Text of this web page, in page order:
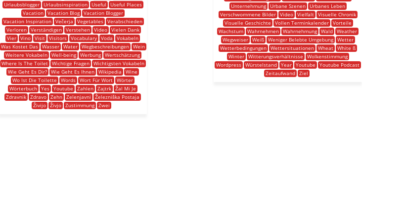
Urlaubsblogger
Urlaubsinspiration Useful
Useful Places
Vacation
Vacation Blog
Vacation Blogger
Vacation Inspiration
Večerja Vegetables
Verabschieden
Verloren
Verständigen Verstehen Video
Vielen Dank
Vier Vino Visit Visitors Vocabulary Voda
Vokabeln
Was Kostet Das
Wasser Water Wegbeschreibungen
Wein
Weitere Vokabeln Well-being Werbung Wertschätzung
Where Is The Toilet
Wichtige Fragen
Wichtigsten Vokabeln
Wie Geht Es Dir? Wie Geht Es Ihnen Wikipedia
Wine
Wo Ist Die Toilette
Words Wort Für Wort Wörter
Wörterbuch Yes Youtube Zahlen Zajtrk Žal Mi Je
Zdravnik Zdravo Zehn Zelenjavni
Železniška Postaja
Živijo Živjo Zustimmung Zwei
Unternehmung
Urbane Szenen
Urbanes Leben
Verschwommene Bilder
Video Vielfalt
Visuelle Chronik
Visuelle Geschichte
Vollen Terminkalender
Vorteile
Wachstum Wahrnehmen Wahrnehmung Wald Weather
Wegweiser
Weiß Weniger Belebte Umgebung
Wetter
Wetterbedingungen Wettersituationen Wheat White ß
Winter
Witterungsverhältnisse
Wolkenstimmung
Wordpress Würstelstand Year Youtube
Youtube Podcast
Zeitaufwand
Ziel